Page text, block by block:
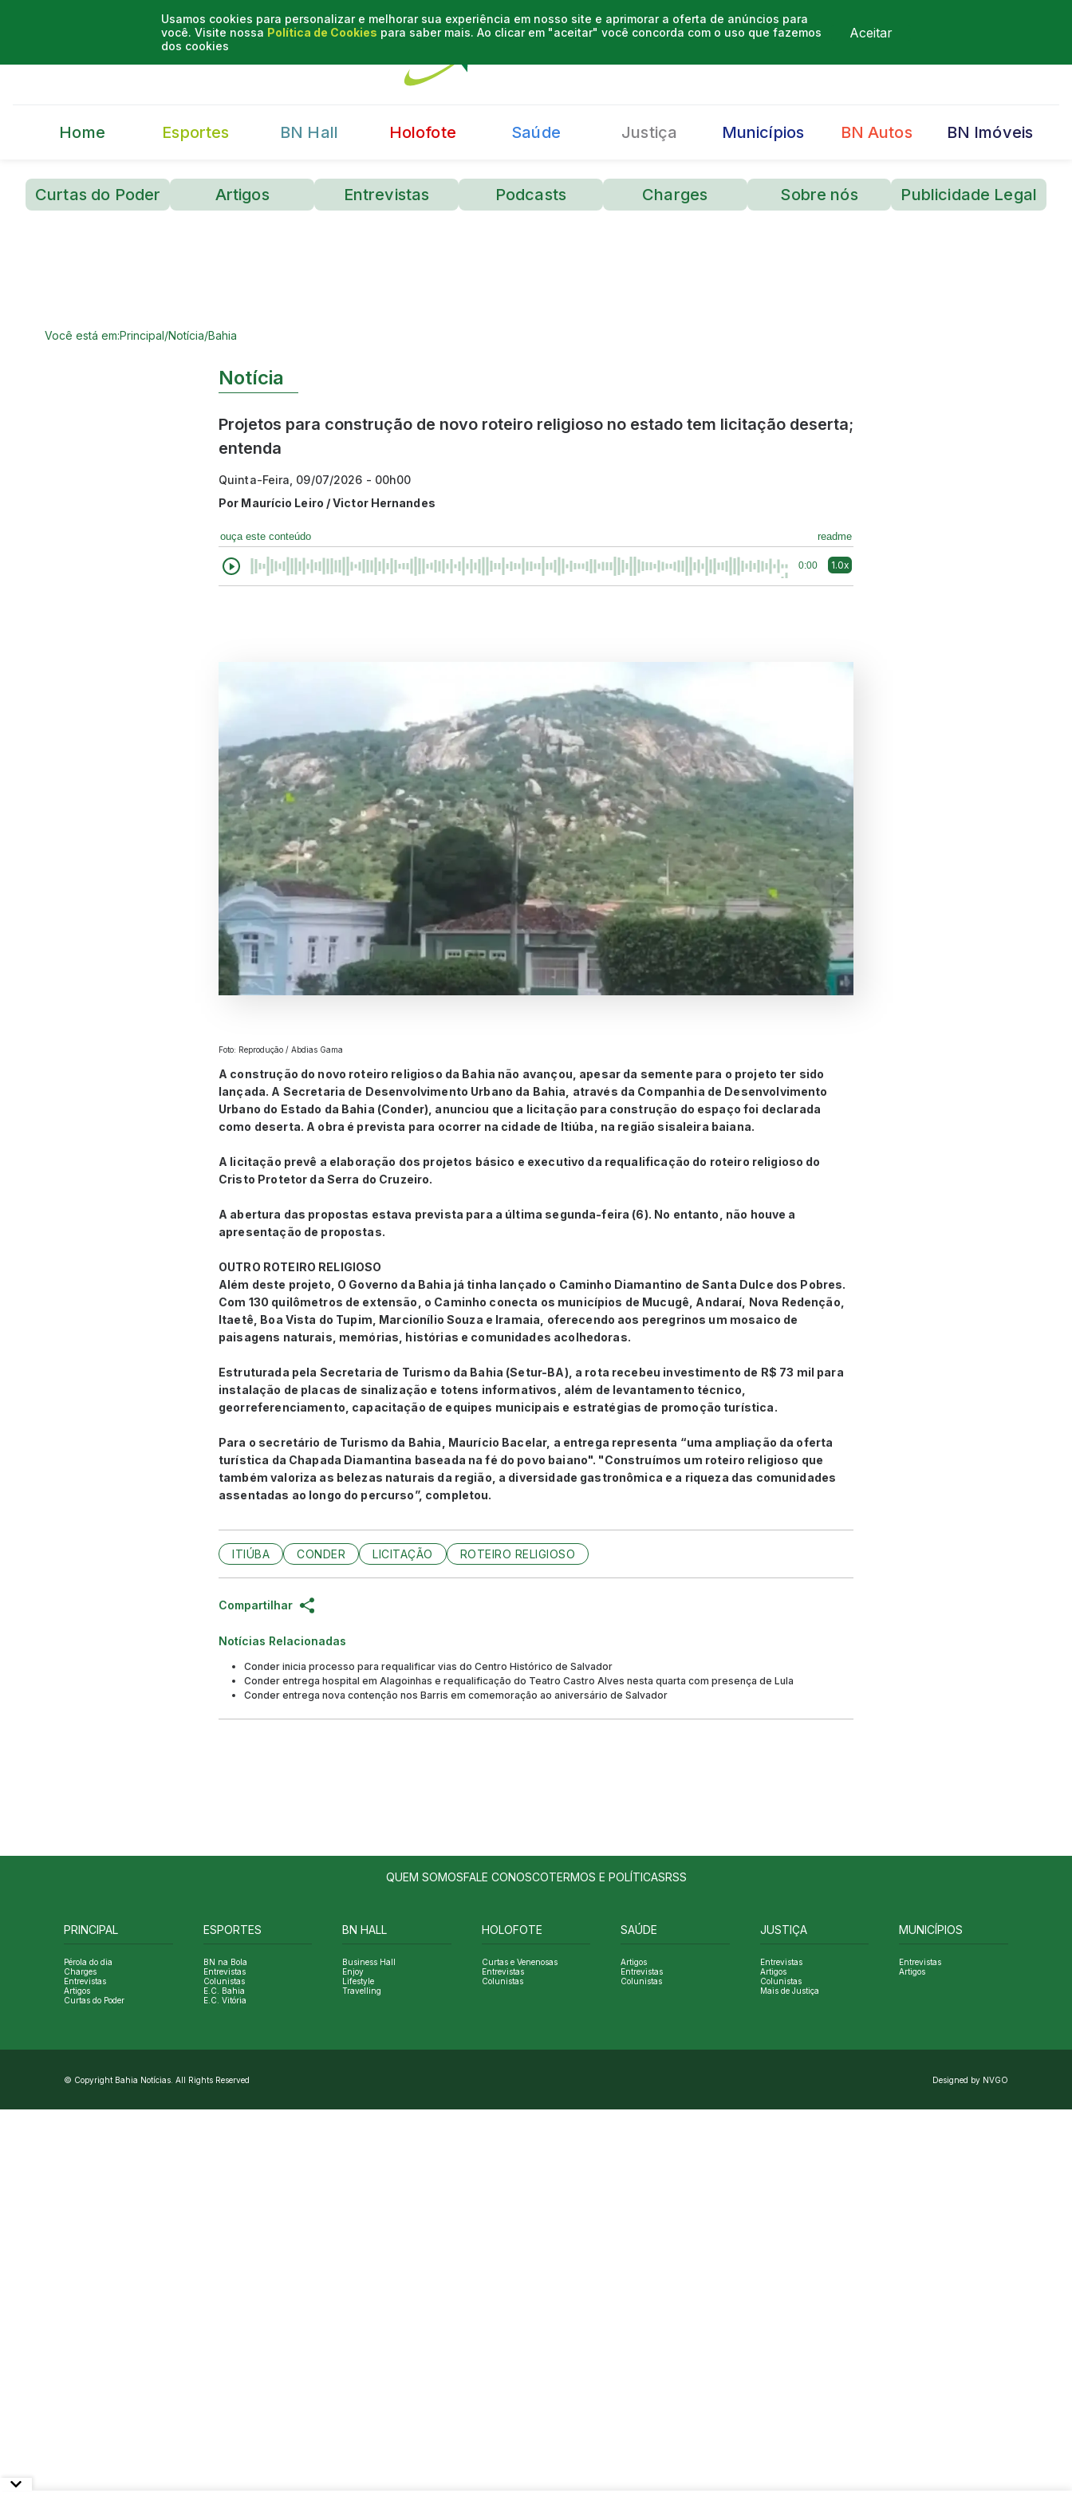
Usamos cookies para personalizar e melhorar sua experiência em nosso site e aprimorar a oferta de anúncios para
você. Visite nossa Política de Cookies para saber mais. Ao clicar em "aceitar" você concorda com o uso que fazemos
dos cookies
Aceitar
Home Esportes BN Hall Holofote Saúde Justiça Municípios BN Autos BN Imóveis
Curtas do Poder Artigos Entrevistas Podcasts Charges Sobre nós Publicidade Legal
Você está em:Principal/Notícia/Bahia
Notícia
Projetos para construção de novo roteiro religioso no estado tem licitação deserta;
entenda
Quinta-Feira, 09/07/2026 - 00h00
Por Maurício Leiro / Victor Hernandes
ouça este conteúdo readme
0:00 1.0x
Foto: Reprodução / Abdias Gama
A construção do novo roteiro religioso da Bahia não avançou, apesar da semente para o projeto ter sido
lançada. A Secretaria de Desenvolvimento Urbano da Bahia, através da Companhia de Desenvolvimento
Urbano do Estado da Bahia (Conder), anunciou que a licitação para construção do espaço foi declarada
como deserta. A obra é prevista para ocorrer na cidade de Itiúba, na região sisaleira baiana.
A licitação prevê a elaboração dos projetos básico e executivo da requalificação do roteiro religioso do
Cristo Protetor da Serra do Cruzeiro.
A abertura das propostas estava prevista para a última segunda-feira (6). No entanto, não houve a
apresentação de propostas.
OUTRO ROTEIRO RELIGIOSO
Além deste projeto, O Governo da Bahia já tinha lançado o Caminho Diamantino de Santa Dulce dos Pobres.
Com 130 quilômetros de extensão, o Caminho conecta os municípios de Mucugê, Andaraí, Nova Redenção,
Itaetê, Boa Vista do Tupim, Marcionílio Souza e Iramaia, oferecendo aos peregrinos um mosaico de
paisagens naturais, memórias, histórias e comunidades acolhedoras.
Estruturada pela Secretaria de Turismo da Bahia (Setur-BA), a rota recebeu investimento de R$ 73 mil para
instalação de placas de sinalização e totens informativos, além de levantamento técnico,
georreferenciamento, capacitação de equipes municipais e estratégias de promoção turística.
Para o secretário de Turismo da Bahia, Maurício Bacelar, a entrega representa “uma ampliação da oferta
turística da Chapada Diamantina baseada na fé do povo baiano". "Construímos um roteiro religioso que
também valoriza as belezas naturais da região, a diversidade gastronômica e a riqueza das comunidades
assentadas ao longo do percurso”, completou.
ITIÚBA CONDER LICITAÇÃO ROTEIRO RELIGIOSO
Compartilhar
Notícias Relacionadas
Conder inicia processo para requalificar vias do Centro Histórico de Salvador
Conder entrega hospital em Alagoinhas e requalificação do Teatro Castro Alves nesta quarta com presença de Lula
Conder entrega nova contenção nos Barris em comemoração ao aniversário de Salvador
QUEM SOMOSFALE CONOSCOTERMOS E POLÍTICASRSS
PRINCIPAL
Pérola do dia
Charges
Entrevistas
Artigos
Curtas do Poder
ESPORTES
BN na Bola
Entrevistas
Colunistas
E.C. Bahia
E.C. Vitória
BN HALL
Business Hall
Enjoy
Lifestyle
Travelling
HOLOFOTE
Curtas e Venenosas
Entrevistas
Colunistas
SAÚDE
Artigos
Entrevistas
Colunistas
JUSTIÇA
Entrevistas
Artigos
Colunistas
Mais de Justiça
MUNICÍPIOS
Entrevistas
Artigos
© Copyright Bahia Notícias. All Rights Reserved Designed by NVGO